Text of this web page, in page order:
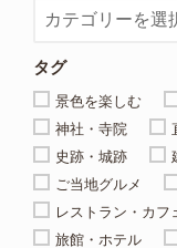
タグ
景色を楽しむ
神社・寺院
史跡・城跡
ご当地グルメ
レストラン・カフ
旅館・ホテル